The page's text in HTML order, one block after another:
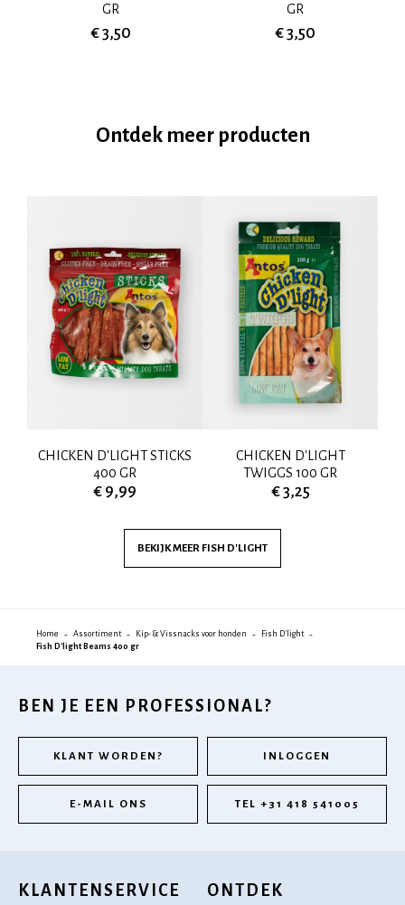
GR
€ 3,50
GR
€ 3,50
Ontdek meer producten
CHICKEN D'LIGHT STICKS
400 GR
€ 9,99
CHICKEN D'LIGHT
TWIGGS 100 GR
€ 3,25
BEKIJK MEER FISH D'LIGHT
Home Assortiment Kip- & Vissnacks voor honden
Fish D'light
Fish D'light Beams 400 gr
BEN JE EEN PROFESSIONAL?
KLANT WORDEN? INLOGGEN
E-MAIL ONS TEL +31 418 541005
KLANTENSERVICE ONTDEK